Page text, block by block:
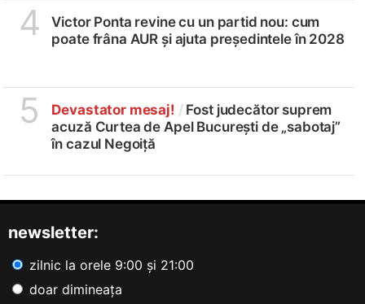
4
Victor Ponta revine cu un partid nou: cum
poate frâna AUR și ajuta președintele în 2028
5 Devastator mesaj! / Fost judecător suprem
acuză Curtea de Apel București de „sabotaj”
în cazul Negoiță
newsletter:
zilnic la orele 9:00 și 21:00
doar dimineața